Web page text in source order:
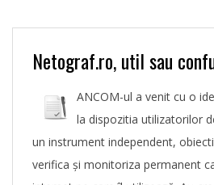
Netograf.ro, util sau
ANCOM-ul a venit cu o
la dispozitia utilizatorilor
un instrument independent,
verifica și monitoriza permanent